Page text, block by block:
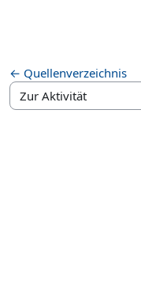
← Quellenverzeichnis
Zur Aktivität